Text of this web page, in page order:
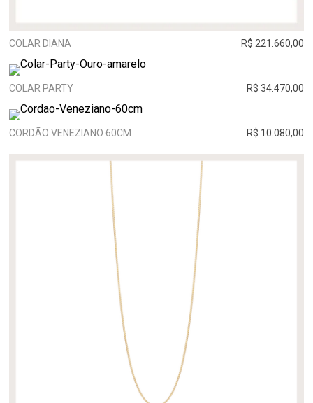
COLAR DIANA R$ 221.660,00
COLAR PARTY R$ 34.470,00
CORDÃO VENEZIANO 60CM R$ 10.080,00